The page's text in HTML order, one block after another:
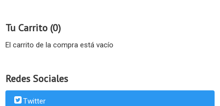
Tu Carrito (0)
El carrito de la compra está vacío
Redes Sociales
Twitter